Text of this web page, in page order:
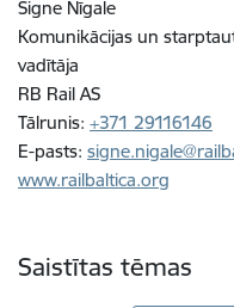
Signe Nīgale
Komunikācijas un
vadītāja
RB Rail AS
Tālrunis: +371 29116146
E-pasts:
www.railbaltica.org
Saistītas tēmas